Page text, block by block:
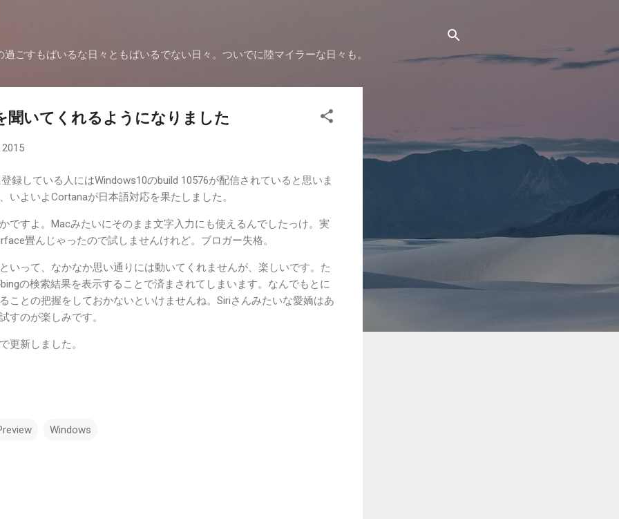
ごすもばいるな日々ともばいるでない日々。ついでに陸マイラーな日々も。
聞いてくれるようになりました
2015
録している人にはWindows10のbuild 10576が配信されていると思いま
いよいよCortanaが日本語対応を果たしました。
ですよ。Macみたいにそのまま文字入力にも使えるんでしたっけ。実
畳んじゃったので試しませんけれど。ブロガー失格。
いって、なかなか思い通りには動いてくれませんが、楽しいです。た
の検索結果を表示することで済まされてしまいます。なんでもとに
ことの把握をしておかないといけませんね。Siriさんみたいな愛嬌はあ
すのが楽しみです。
更新しました。
Windows